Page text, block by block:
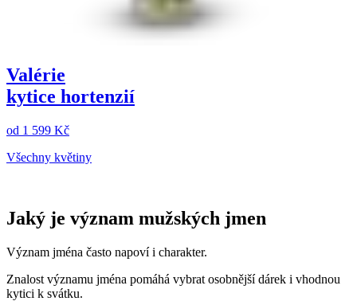
Valérie
kytice hortenzií
od 1 599 Kč
Všechny květiny
Jaký je význam mužských jmen
Význam jména často napoví i charakter.
Znalost významu jména pomáhá vybrat osobnější dárek i vhodnou
kytici k svátku.